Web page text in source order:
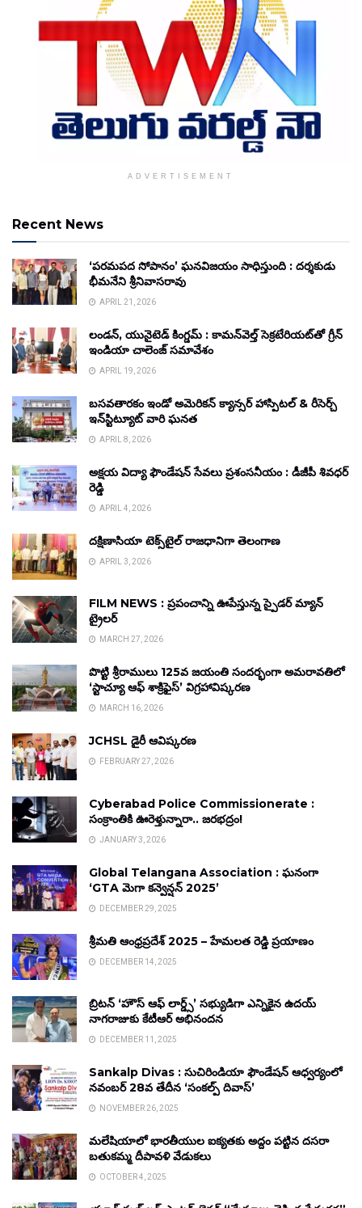
ADVERTISEMENT
Recent News
‘పరమపద సోపానం’ ఘనవిజయం సాధిస్తుంది : దర్శకుడు
భీమనేని శ్రీనివాసరావు
APRIL 21, 2026
లండన్, యునైటెడ్ కింగ్డమ్ : కామన్‌వెల్త్ సెక్రటేరియట్‌తో గ్రీన్
ఇండియా చాలెంజ్ సమావేశం
APRIL 19, 2026
బసవతారకం ఇండో అమెరికన్ క్యాన్సర్ హాస్పిటల్ & రీసెర్చ్
ఇన్‌స్టిట్యూట్ వారి ఘనత
APRIL 8, 2026
అక్షయ విద్యా ఫౌండేషన్ సేవలు ప్రశంసనీయం : డీజీపీ శివధర్
రెడ్డి
APRIL 4, 2026
దక్షిణాసియా టెక్స్‌టైల్ రాజధానిగా తెలంగాణ
APRIL 3, 2026
FILM NEWS : ప్రపంచాన్ని ఊపేస్తున్న స్పైడర్ మ్యాన్
ట్రైలర్
MARCH 27, 2026
పొట్టి శ్రీరాములు 125వ జయంతి సందర్భంగా అమరావతిలో
‘స్టాచ్యూ ఆఫ్ శాక్రిఫైస్’ విగ్రహావిష్కరణ
MARCH 16, 2026
JCHSL డైరీ ఆవిష్కరణ
FEBRUARY 27, 2026
Cyberabad Police Commissionerate :
సంక్రాంతికి ఊరెళ్తున్నారా.. జరభద్రం!
JANUARY 3, 2026
Global Telangana Association : ఘనంగా
‘GTA మెగా కన్వెన్షన్ 2025’
DECEMBER 29, 2025
శ్రీమతి ఆంధ్రప్రదేశ్ 2025 – హేమలత రెడ్డి ప్రయాణం
DECEMBER 14, 2025
బ్రిటన్ ‘హౌస్ ఆఫ్ లార్డ్స్’ సభ్యుడిగా ఎన్నికైన ఉదయ్
నాగరాజుకు కేటీఆర్ అభినందన
DECEMBER 11, 2025
Sankalp Divas : సుచిరిండియా ఫౌండేషన్ ఆధ్వర్యంలో
నవంబర్ 28వ తేదీన ‘సంకల్ప్ దివాస్’
NOVEMBER 26, 2025
మలేషియాలో భారతీయుల ఐక్యతకు అద్దం పట్టిన దసరా
బతుకమ్మ దీపావళి వేడుకలు
OCTOBER 4, 2025